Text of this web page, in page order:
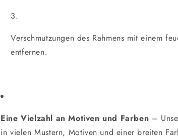
Verschmutzungen des Rahmens mit einem
entfernen.
Eine Vielzahl an Motiven und Farben –
in vielen Mustern, Motiven und einer breiten